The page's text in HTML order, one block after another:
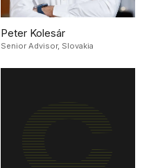
Peter Kolesár
Senior Advisor, Slovakia